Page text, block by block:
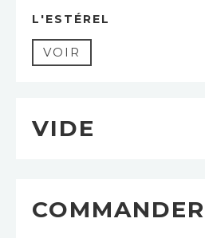
L'ESTÉREL
VOIR
VIDE
COMMANDER